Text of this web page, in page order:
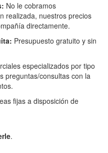
No le cobramos
realizada, nuestros precios
directamente.
Presupuesto gratuito y sin
especializados por tipo
preguntas/consultas con la
fijas a disposición de
.